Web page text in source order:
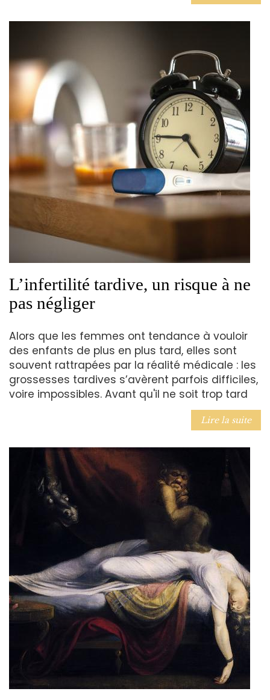
L’infertilité tardive, un risque à ne
pas négliger
Alors que les femmes ont tendance à vouloir
des enfants de plus en plus tard, elles sont
souvent rattrapées par la réalité médicale : les
grossesses tardives s’avèrent parfois difficiles,
voire impossibles. Avant qu'il ne soit trop tard
Lire la suite